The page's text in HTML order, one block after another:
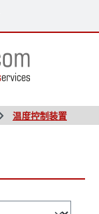
温度控制装置